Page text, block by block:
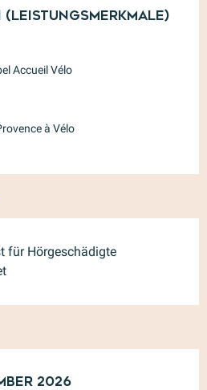
(Leistungsmerkmale)
(Leistungsmerkmale)
Accueil Vélo
à Vélo
für Hörgeschädigte
bis zum
2026